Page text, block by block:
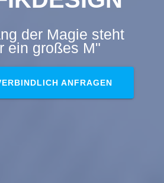
der Magie steht
ein großes M"
ANFRAGEN